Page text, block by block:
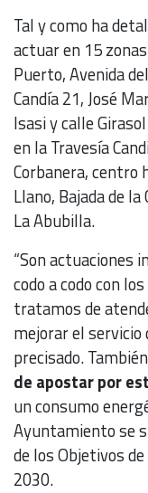
Tal y como ha
actuar en 15
Puerto, Avenida
Candía 21, José
Isasi y calle
en la Travesía
Corbanera, centro
Llano, Bajada de
La Abubilla.
“Son actuaciones
codo a codo con
tratamos de
mejorar el servicio
precisado.
de apostar por
un consumo
Ayuntamiento se
de los Objetivos
2030.